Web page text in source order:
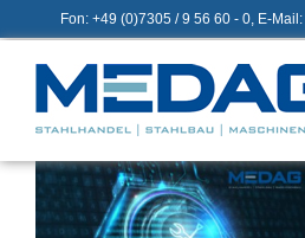
Inhalt
springen
Fon: +49 (0)7305 / 9 56 60 - 0, E-